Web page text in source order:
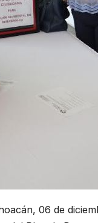
06 de